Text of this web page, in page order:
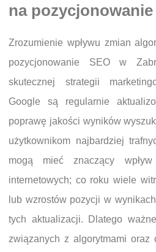
na pozycjonowanie
Zrozumienie wpływu zmian
pozycjonowanie SEO w
skutecznej strategii
Google są regularnie
poprawę jakości wyników
użytkownikom najbardziej
mogą mieć znaczący
internetowych; co roku wiele
lub wzrostów pozycji w
tych aktualizacji. Dlatego
związanych z algorytmami oraz